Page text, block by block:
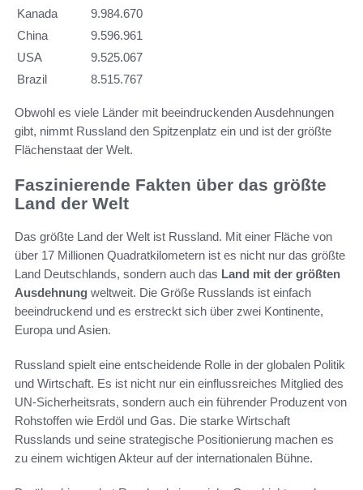
Kanada
9.984.670
China
9.596.961
USA
9.525.067
Brazil
8.515.767
Obwohl es viele Länder mit beeindruckenden Ausdehnungen
gibt, nimmt Russland den Spitzenplatz ein und ist der größte
Flächenstaat der Welt.
Faszinierende Fakten über das größte
Land der Welt
Das größte Land der Welt ist Russland. Mit einer Fläche von
über 17 Millionen Quadratkilometern ist es nicht nur das größte
Land Deutschlands, sondern auch das Land mit der größten
Ausdehnung weltweit. Die Größe Russlands ist einfach
beeindruckend und es erstreckt sich über zwei Kontinente,
Europa und Asien.
Russland spielt eine entscheidende Rolle in der globalen Politik
und Wirtschaft. Es ist nicht nur ein einflussreiches Mitglied des
UN-Sicherheitsrats, sondern auch ein führender Produzent von
Rohstoffen wie Erdöl und Gas. Die starke Wirtschaft
Russlands und seine strategische Positionierung machen es
zu einem wichtigen Akteur auf der internationalen Bühne.